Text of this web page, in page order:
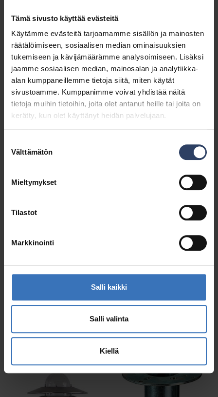
Tämä sivusto käyttää evästeitä
Käytämme evästeitä tarjoamamme sisällön ja mainosten
räätälöimiseen, sosiaalisen median ominaisuuksien
tukemiseen ja kävijämäärämme analysoimiseen. Lisäksi
jaamme sosiaalisen median, mainosalan ja analytiikka-
alan kumppaneillemme tietoja siitä, miten käytät
sivustoamme. Kumppanimme voivat yhdistää näitä
tietoja muihin tietoihin, joita olet antanut heille tai joita on
kerätty, kun olet käyttänyt heidän palvelujaan.
valinta
Välttämätön
Mieltymykset
Tilastot
Markkinointi
Salli kaikki
Salli valinta
Kiellä
Park Bollard
Katso tuotteet
Kallio
Katso tuotteet